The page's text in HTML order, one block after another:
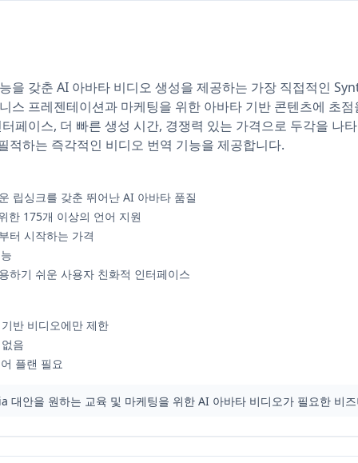
을 갖춘 AI 아바타 비디오 생성을 제공하는 가장 직접적인
스 프레젠테이션과 마케팅을 위한 아바타 기반 콘텐츠에 초
페이스, 더 빠른 생성 시간, 경쟁력 있는 가격으로 두각을 나
적하는 즉각적인 비디오 번역 기능을 제공합니다.
립싱크를 갖춘 뛰어난 AI 아바타 품질
한 175개 이상의 언어 지원
터 시작하는 가격
하기 쉬운 사용자 친화적 인터페이스
반 비디오에만 제한
음
플랜 필요
대안을 원하는 교육 및 마케팅을 위한 AI 아바타 비디오가 필요한 비